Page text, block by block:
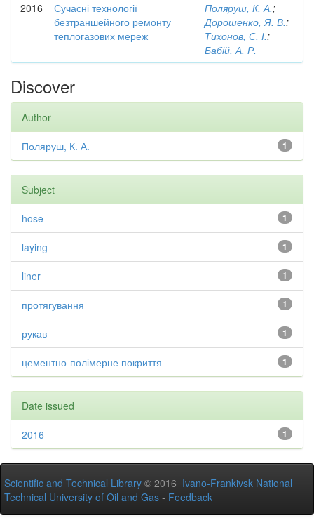
2016
Сучасні технології
безтраншейного ремонту
теплогазових мереж
Поляруш, К. А.;
Дорошенко, Я. В.;
Тихонов, С. І.;
Бабій, А. Р.
Discover
Author
1
Поляруш, К. А.
Subject
1
hose
1
laying
1
liner
1
протягування
1
рукав
1
цементно-полімерне покриття
Date issued
1
2016
Scientific and Technical Library © 2016 Ivano-Frankivsk National
Technical University of Oil and Gas - Feedback